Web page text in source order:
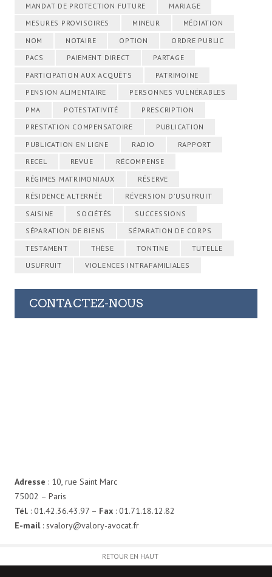
MANDAT DE PROTECTION FUTURE
MARIAGE
MESURES PROVISOIRES
MINEUR
MÉDIATION
NOM
NOTAIRE OPTION
ORDRE PUBLIC
PACS
PAIEMENT DIRECT
PARTAGE
PARTICIPATION AUX ACQUÊTS
PATRIMOINE
PENSION ALIMENTAIRE
PERSONNES VULNÉRABLES
PMA
POTESTATIVITÉ
PRESCRIPTION
PRESTATION COMPENSATOIRE
PUBLICATION
PUBLICATION EN LIGNE
RADIO
RAPPORT
RECEL
REVUE
RÉCOMPENSE
RÉGIMES MATRIMONIAUX
RÉSERVE
RÉSIDENCE ALTERNÉE
RÉVERSION D'USUFRUIT
SAISINE
SOCIÉTÉS
SUCCESSIONS
SÉPARATION DE BIENS
SÉPARATION DE CORPS
TESTAMENT
THÈSE TONTINE
TUTELLE
USUFRUIT
VIOLENCES INTRAFAMILIALES
CONTACTEZ-NOUS
Adresse : 10, rue Saint Marc
75002 – Paris
Tél. : 01.42.36.43.97 – Fax : 01.71.18.12.82
E-mail: svalory@valory-avocat.fr
RETOUR EN HAUT